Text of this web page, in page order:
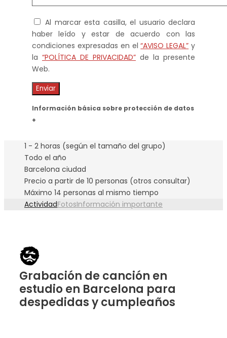
Al marcar esta casilla, el usuario declara
haber leído y estar de acuerdo con las
condiciones expresadas en el“AVISO LEGAL” y
la “POLÍTICA DE PRIVACIDAD” de la presente
Web.
Información básica sobre protección de datos
+
1 - 2 horas (según el tamaño del grupo)
Todo el año
Barcelona ciudad
Precio a partir de 10 personas (otros consultar)
Máximo 14 personas al mismo tiempo
ActividadFotosInformación importante
Grabación de canción en
estudio en Barcelona para
despedidas y cumpleaños